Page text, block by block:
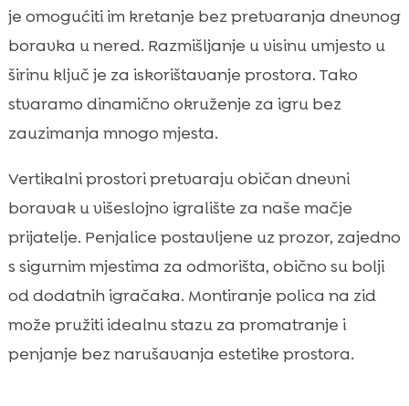
je omogućiti im kretanje bez pretvaranja dnevnog
boravka u nered. Razmišljanje u visinu umjesto u
širinu ključ je za iskorištavanje prostora. Tako
stvaramo dinamično okruženje za igru bez
zauzimanja mnogo mjesta.
Vertikalni prostori pretvaraju običan dnevni
boravak u višeslojno igralište za naše mačje
prijatelje. Penjalice postavljene uz prozor, zajedno
s sigurnim mjestima za odmorišta, obično su bolji
od dodatnih igračaka. Montiranje polica na zid
može pružiti idealnu stazu za promatranje i
penjanje bez narušavanja estetike prostora.